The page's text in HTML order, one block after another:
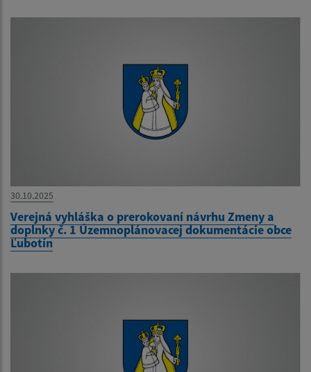
30.10.2025
Verejná vyhláška o prerokovaní návrhu Zmeny a
doplnky č. 1 Územnoplánovacej dokumentácie obce
Ľubotín